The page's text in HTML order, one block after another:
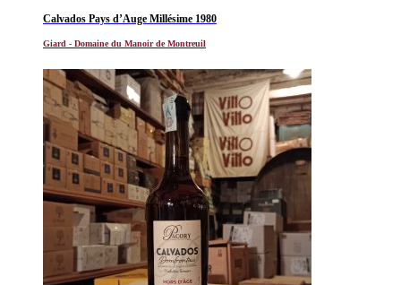
Calvados Pays d’Auge Millésime 1980
Giard - Domaine du Manoir de Montreuil